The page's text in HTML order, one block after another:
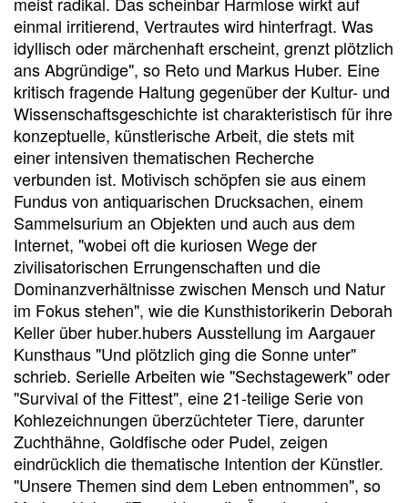
einmal irritierend, Vertrautes wird hinterfragt. Was
idyllisch oder märchenhaft erscheint, grenzt plötzlich
ans Abgründige", so Reto und Markus Huber. Eine
kritisch fragende Haltung gegenüber der Kultur- und
Wissenschaftsgeschichte ist charakteristisch für ihre
konzeptuelle, künstlerische Arbeit, die stets mit
einer intensiven thematischen Recherche
verbunden ist. Motivisch schöpfen sie aus einem
Fundus von antiquarischen Drucksachen, einem
Sammelsurium an Objekten und auch aus dem
Internet, "wobei oft die kuriosen Wege der
zivilisatorischen Errungenschaften und die
Dominanzverhältnisse zwischen Mensch und Natur
im Fokus stehen", wie die Kunsthistorikerin Deborah
Keller über huber.hubers Ausstellung im Aargauer
Kunsthaus "Und plötzlich ging die Sonne unter"
schrieb. Serielle Arbeiten wie "Sechstagewerk" oder
"Survival of the Fittest", eine 21-teilige Serie von
Kohlezeichnungen überzüchteter Tiere, darunter
Zuchthähne, Goldfische oder Pudel, zeigen
eindrücklich die thematische Intention der Künstler.
"Unsere Themen sind dem Leben entnommen", so